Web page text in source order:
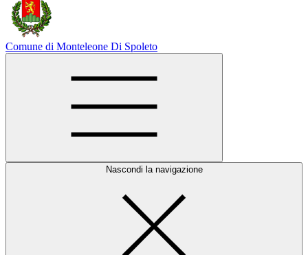
Comune di Monteleone Di Spoleto
Nascondi la navigazione